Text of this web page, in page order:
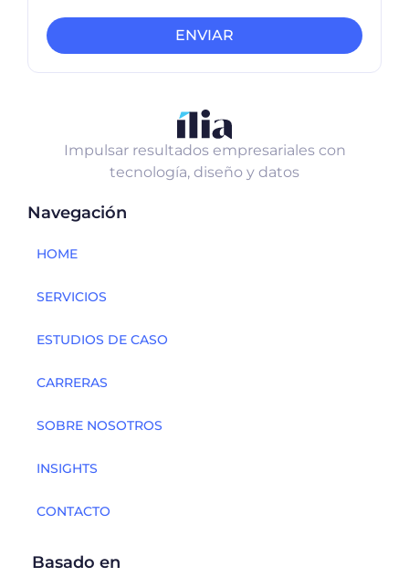
ENVIAR
Impulsar resultados empresariales con
tecnología, diseño y datos
Navegación
HOME
SERVICIOS
ESTUDIOS DE CASO
CARRERAS
SOBRE NOSOTROS
INSIGHTS
CONTACTO
Basado en